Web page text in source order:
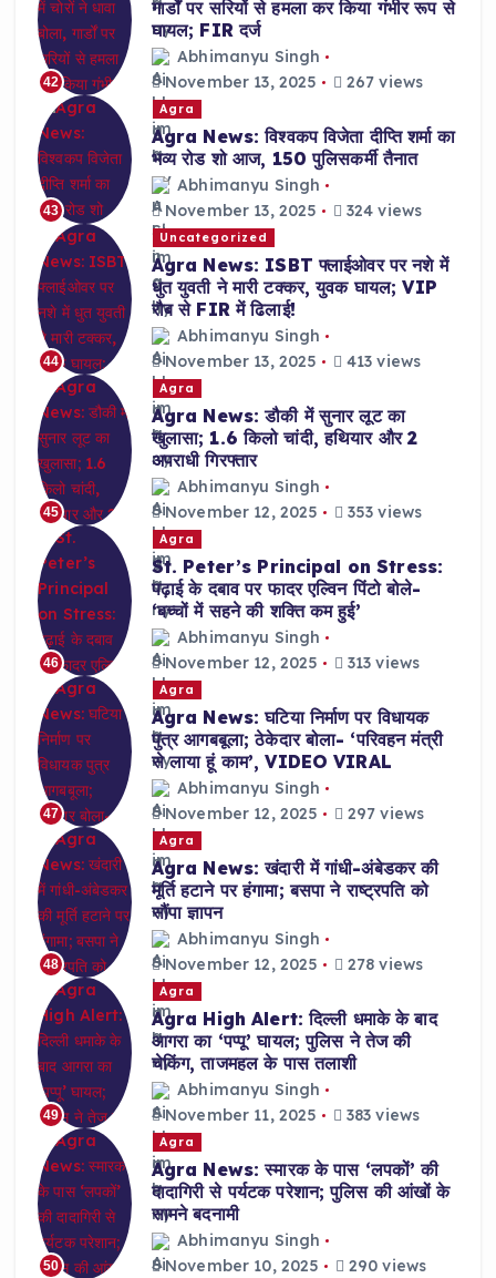
42
गार्डों पर सरियों से हमला कर किया गंभीर रूप से
घायल; FIR दर्ज
Abhimanyu Singh
November 13, 2025
267 views
43
Agra
Agra News: विश्वकप विजेता दीप्ति शर्मा का
भव्य रोड शो आज, 150 पुलिसकर्मी तैनात
Abhimanyu Singh
November 13, 2025
324 views
44
Uncategorized
Agra News: ISBT फ्लाईओवर पर नशे में
धुत युवती ने मारी टक्कर, युवक घायल; VIP
रौब से FIR में ढिलाई!
Abhimanyu Singh
November 13, 2025
413 views
45
Agra
Agra News: डौकी में सुनार लूट का
खुलासा; 1.6 किलो चांदी, हथियार और 2
अपराधी गिरफ्तार
Abhimanyu Singh
November 12, 2025
353 views
46
Agra
St. Peter’s Principal on Stress:
पढ़ाई के दबाव पर फादर एल्विन पिंटो बोले-
‘बच्चों में सहने की शक्ति कम हुई’
Abhimanyu Singh
November 12, 2025
313 views
47
Agra
Agra News: घटिया निर्माण पर विधायक
पुत्र आगबबूला; ठेकेदार बोला- ‘परिवहन मंत्री
से लाया हूं काम’, VIDEO VIRAL
Abhimanyu Singh
November 12, 2025
297 views
48
Agra
Agra News: खंदारी में गांधी-अंबेडकर की
मूर्ति हटाने पर हंगामा; बसपा ने राष्ट्रपति को
सौंपा ज्ञापन
Abhimanyu Singh
November 12, 2025
278 views
49
Agra
Agra High Alert: दिल्ली धमाके के बाद
आगरा का ‘पप्पू’ घायल; पुलिस ने तेज की
चेकिंग, ताजमहल के पास तलाशी
Abhimanyu Singh
November 11, 2025
383 views
50
Agra
Agra News: स्मारक के पास ‘लपकों’ की
दादागिरी से पर्यटक परेशान; पुलिस की आंखों के
सामने बदनामी
Abhimanyu Singh
November 10, 2025
290 views